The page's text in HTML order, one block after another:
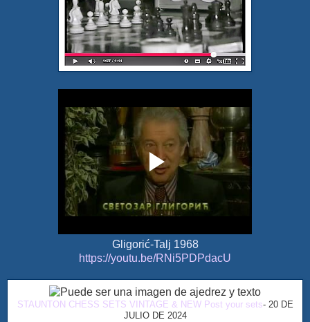
Gligorić-Talj 1968
https://youtu.be/RNi5PDPdacU
STAUNTON CHESS SETS VINTAGE & NEW Post your sets- 20 DE
JULIO DE 2024